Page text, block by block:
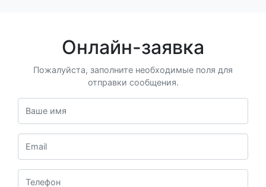
Онлайн-заявка
Пожалуйста, заполните необходимые поля для
отправки сообщения.